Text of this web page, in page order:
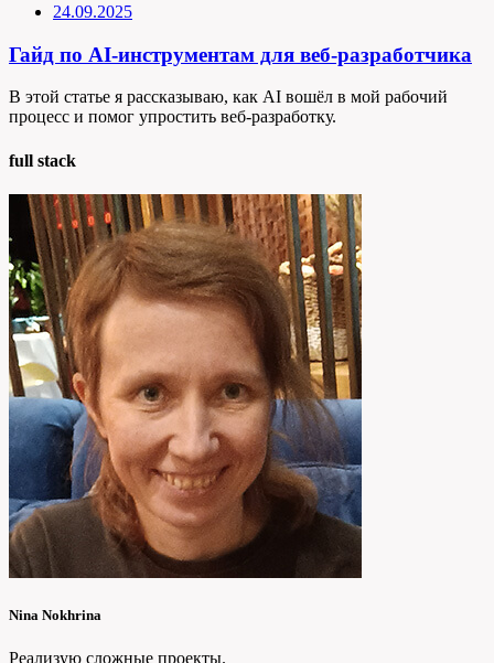
24.09.2025
Гайд по AI-инструментам для веб-разработчика
В этой статье я рассказываю, как AI вошёл в мой рабочий
процесс и помог упростить веб-разработку.
full stack
Nina Nokhrina
Реализую сложные проекты.